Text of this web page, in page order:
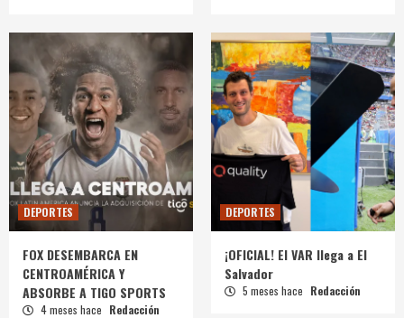
DEPORTES
FOX DESEMBARCA EN
CENTROAMÉRICA Y
ABSORBE A TIGO SPORTS
4 meses hace Redacción
DEPORTES
¡OFICIAL! El VAR llega a El
Salvador
5 meses hace Redacción